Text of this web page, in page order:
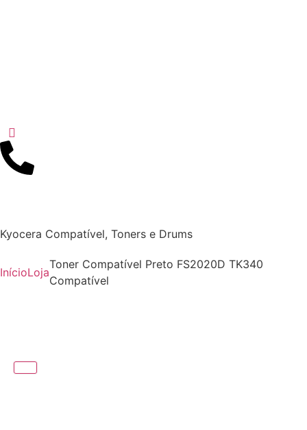
Kyocera Compatível, Toners e Drums
InícioLoja
Toner Compatível Preto FS2020D TK340
Compatível